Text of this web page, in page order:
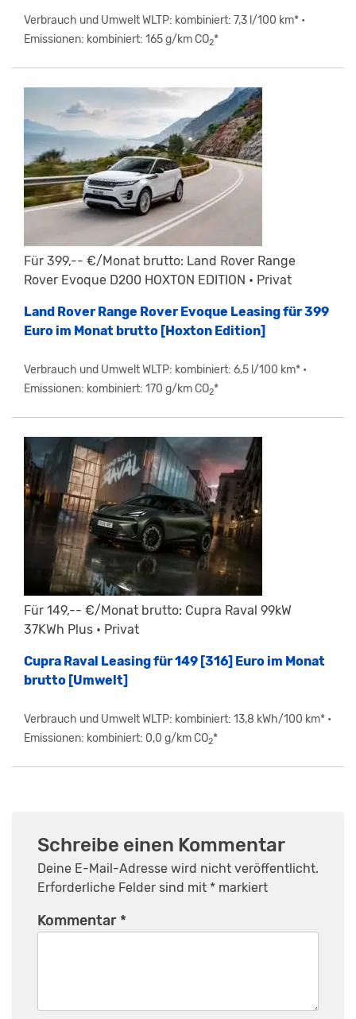
Verbrauch und Umwelt WLTP: kombiniert: 7,3 l/100 km* •
Emissionen: kombiniert: 165 g/km CO2*
Für 399,-- €/Monat brutto: Land Rover Range
Rover Evoque D200 HOXTON EDITION • Privat
Land Rover Range Rover Evoque Leasing für 399
Euro im Monat brutto [Hoxton Edition]
Verbrauch und Umwelt WLTP: kombiniert: 6,5 l/100 km* •
Emissionen: kombiniert: 170 g/km CO2*
Für 149,-- €/Monat brutto: Cupra Raval 99kW
37KWh Plus • Privat
Cupra Raval Leasing für 149 [316] Euro im Monat
brutto [Umwelt]
Verbrauch und Umwelt WLTP: kombiniert: 13,8 kWh/100 km* •
Emissionen: kombiniert: 0,0 g/km CO2*
Schreibe einen Kommentar
Deine E-Mail-Adresse wird nicht veröffentlicht.
Erforderliche Felder sind mit * markiert
Kommentar *